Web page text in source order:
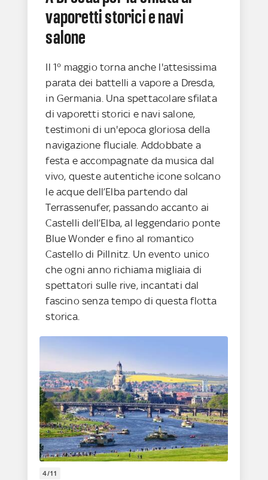
vaporetti storici e navi
salone
Il 1° maggio torna anche l'attesissima
parata dei battelli a vapore a Dresda,
in Germania. Una spettacolare sfilata
di vaporetti storici e navi salone,
testimoni di un'epoca gloriosa della
navigazione fluciale. Addobbate a
festa e accompagnate da musica dal
vivo, queste autentiche icone solcano
le acque dell’Elba partendo dal
Terrassenufer, passando accanto ai
Castelli dell’Elba, al leggendario ponte
Blue Wonder e fino al romantico
Castello di Pillnitz. Un evento unico
che ogni anno richiama migliaia di
spettatori sulle rive, incantati dal
fascino senza tempo di questa flotta
storica.
4/11